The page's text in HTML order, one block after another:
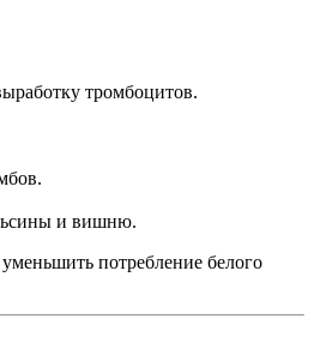
тромбоцитов.
и вишню.
потребление белого